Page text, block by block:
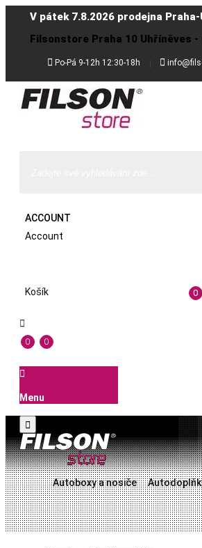
V pátek 7.8.2026 prodejna
Filsonstore Praha 10 Uhříněves
 Po-Pá 9-12h 12:30-18h 
ACCOUNT
Account
Košík 0

0 0

Menu

Autoboxy a nosiče